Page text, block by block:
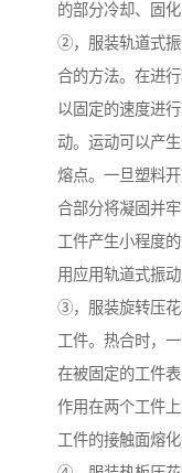
的部分冷却、固
②，服装轨道式振
合的方法。在进
以固定的速度进
动。运动可以产
熔点。一旦塑料
合部分将凝固并
工件产生小程度
用应用轨道式振动
③，服装旋转压花
工件。热合时，
在被固定的工件
作用在两个工件
工件的接触面熔